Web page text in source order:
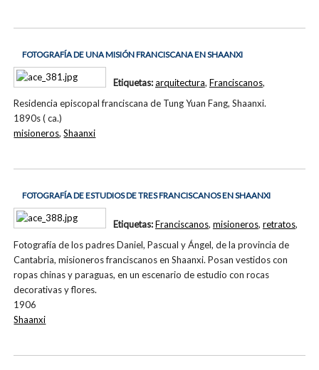
FOTOGRAFÍA DE UNA MISIÓN FRANCISCANA EN SHAANXI
Residencia episcopal franciscana de Tung Yuan Fang, Shaanxi.
1890s ( ca.)
Etiquetas:arquitectura, Franciscanos,
misioneros,Shaanxi
FOTOGRAFÍA DE ESTUDIOS DE TRES FRANCISCANOS EN SHAANXI
Fotografía de los padres Daniel, Pascual y Ángel, de la provincia de
Cantabria, misioneros franciscanos en Shaanxi. Posan vestidos con
ropas chinas y paraguas, en un escenario de estudio con rocas
decorativas y flores.
1906
Etiquetas:Franciscanos, misioneros, retratos,
Shaanxi